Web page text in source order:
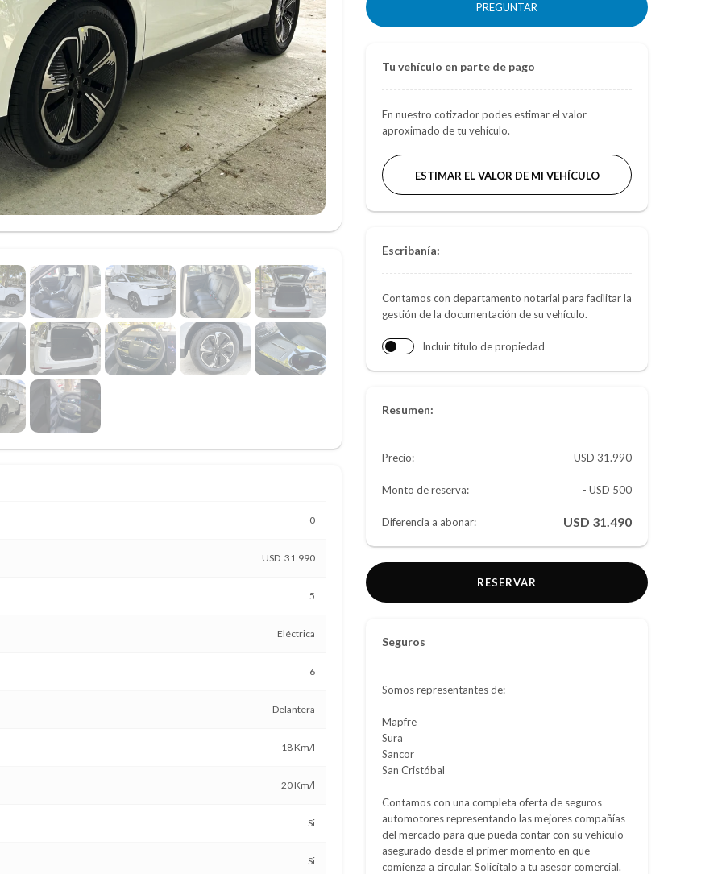
0
31.990
5
Eléctrica
6
Delantera
18 Km/l
20 Km/l
Si
Si
PREGUNTAR
Tu vehículo en parte de pago
En nuestro cotizador podes estimar el valor
aproximado de tu vehículo.
ESTIMAR EL VALOR DE MI VEHÍCULO
Escribanía:
Contamos con departamento notarial para facilitar la
gestión de la documentación de su vehículo.
Incluir título de propiedad
Resumen:
Precio: 31.990
Monto de reserva: - USD 500
Diferencia a abonar: 31.490
RESERVAR
Seguros
Somos representantes de:
Mapfre
Sura
Sancor
San Cristóbal
Contamos con una completa oferta de seguros
automotores representando las mejores compañías
del mercado para que pueda contar con su vehículo
asegurado desde el primer momento en que
comienza a circular. Solicítalo a tu asesor comercial.